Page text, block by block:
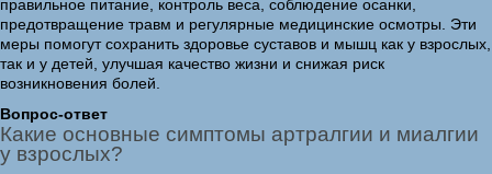
правильное питание, контроль веса, соблюдение осанки,
предотвращение травм и регулярные медицинские осмотры. Эти
меры помогут сохранить здоровье суставов и мышц как у взрослых,
так и у детей, улучшая качество жизни и снижая риск
возникновения болей.
Вопрос-ответ
Какие основные симптомы артралгии и миалгии
у взрослых?